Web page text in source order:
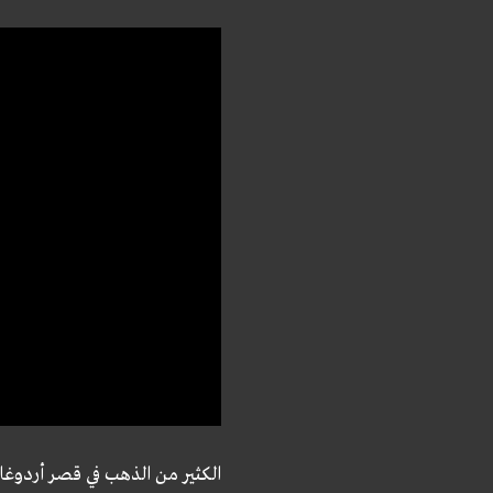
الكثير من الذهب في قصر